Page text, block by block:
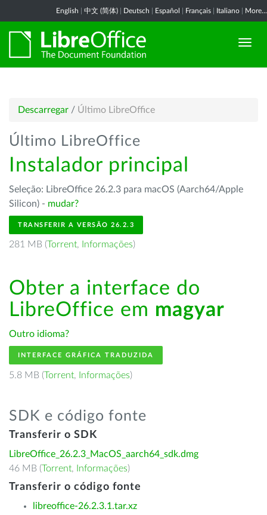
English 中文 (简体) Deutsch Español Français Italiano More...
Descarregar / Último LibreOffice
Último LibreOffice
Instalador principal
Seleção: LibreOffice 26.2.3 para macOS (Aarch64/Apple
Silicon) - mudar?
TRANSFERIR A VERSÃO 26.2.3
281 MB (Torrent, Informações)
Obter a interface do
LibreOffice em magyar
Outro idioma?
INTERFACE GRÁFICA TRADUZIDA
5.8 MB (Torrent, Informações)
SDK e código fonte
Transferir o SDK
LibreOffice_26.2.3_MacOS_aarch64_sdk.dmg
46 MB (Torrent, Informações)
Transferir o código fonte
libreoffice-26.2.3.1.tar.xz